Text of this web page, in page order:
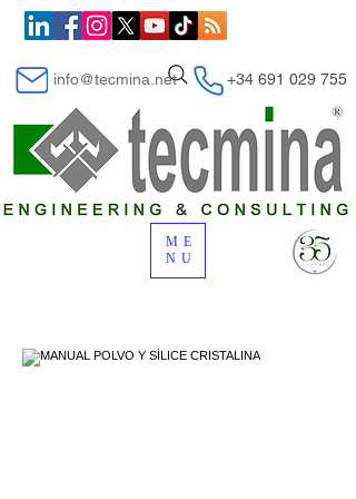
ME
NU
+34 691 029 755
info@tecmina.net